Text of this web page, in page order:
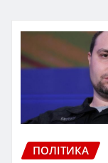
ПОЛІТИКА